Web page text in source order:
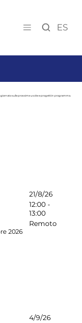
ES
sulle prossime uscite e progetti in programma.
21/8/26
12:00 -
13:00
Remoto
2026
4/9/26